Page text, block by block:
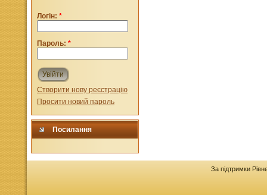
Логін: *
Пароль: *
Увійти
Створити нову реєстрацію
Просити новий пароль
Посилання
За підтримки